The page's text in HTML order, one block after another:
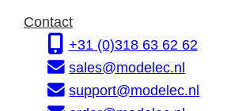
se
s
r
m
a
t
Contact
+31 (0)318 63 62 62
sales@modelec.nl
support@modelec.nl